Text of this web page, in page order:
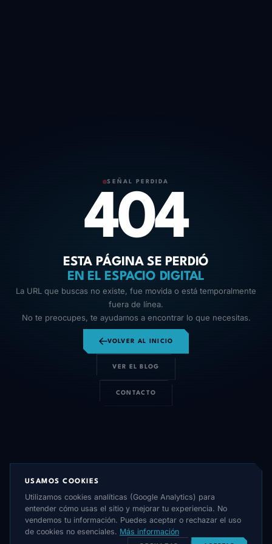
SEÑAL PERDIDA
404
ESTA PÁGINA SE PERDIÓ
EN EL ESPACIO DIGITAL
La URL que buscas no existe, fue movida o está temporalmente
fuera de línea.
No te preocupes, te ayudamos a encontrar lo que necesitas.
VOLVER AL INICIO
VER EL BLOG
CONTACTO
USAMOS COOKIES
Utilizamos cookies analíticas (Google Analytics) para
entender cómo usas el sitio y mejorar tu experiencia. No
vendemos tu información. Puedes aceptar o rechazar el uso
de cookies no esenciales. Más información